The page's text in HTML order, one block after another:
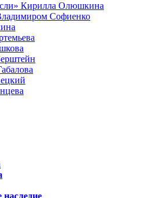
Кирилла Олюшкина
Софиенко